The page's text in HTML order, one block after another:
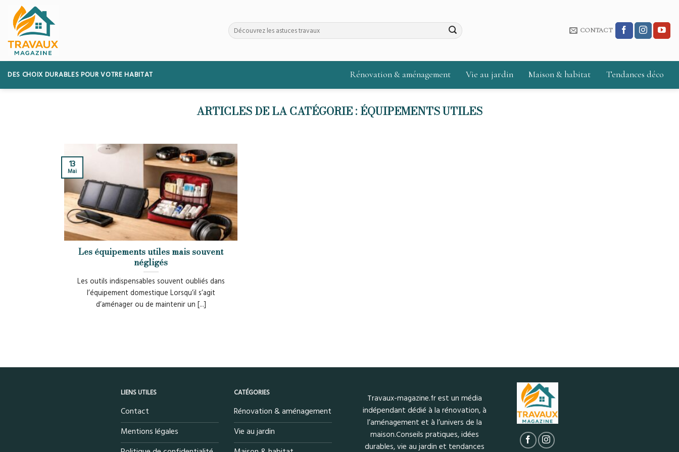
content
CONTACT
DES CHOIX DURABLES POUR VOTRE HABITAT Rénovation & aménagement Vie au jardin Maison & habitat Tendances déco
ÉQUIPEMENTS UTILES
Les équipements utiles mais souvent
négligés
Les outils indispensables souvent oubliés dans
l’équipement domestique Lorsqu’il s’agit
d’aménager ou de maintenir un [...]
13
Mai
LIENS UTILES
Contact
Mentions légales
CATÉGORIES
Rénovation & aménagement
Vie au jardin
Travaux-magazine.fr est un média
indépendant dédié à la rénovation, à
l’aménagement et à l’univers de la
maison.Conseils pratiques, idées
durables, vie au jardin et tendances